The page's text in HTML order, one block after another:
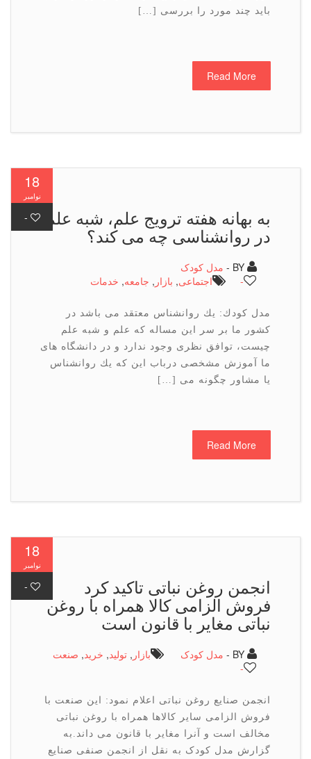
باید چند مورد را بررسی […]
Read More
-
به بهانه هفته ترویج علم، شبه علم
در روانشناسی چه می كند؟
مدل کودک
اجتماعی,بازار,جامعه,خدمات
مدل كودك: یك روانشناس معتقد می باشد در
كشور ما بر سر این مساله كه علم و شبه علم
چیست، توافق نظری وجود ندارد و در دانشگاه های
ما آموزش مشخصی درباب این كه یك روانشناس
یا مشاور چگونه می […]
Read More
انجمن روغن نباتی تاكید كرد
فروش الزامی كالا همراه با روغن
نباتی مغایر با قانون است
مدل کودک بازار ,تولید,خرید,صنعت
انجمن صنایع روغن نباتی اعلام نمود: این صنعت با
فروش الزامی سایر كالاها همراه با روغن نباتی
مخالف است و آنرا مغایر با قانون می داند.به
گزارش مدل کودک به نقل از انجمن صنفی صنایع